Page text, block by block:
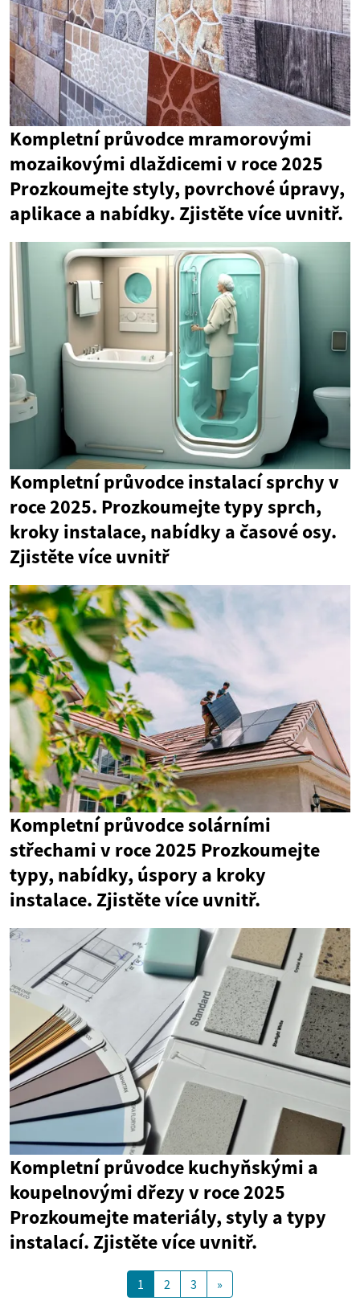
Kompletní průvodce mramorovými
mozaikovými dlaždicemi v roce 2025
Prozkoumejte styly, povrchové úpravy,
aplikace a nabídky. Zjistěte více uvnitř.
Kompletní průvodce instalací sprchy v
roce 2025. Prozkoumejte typy sprch,
kroky instalace, nabídky a časové osy.
Zjistěte více uvnitř
Kompletní průvodce solárními
střechami v roce 2025 Prozkoumejte
typy, nabídky, úspory a kroky
instalace. Zjistěte více uvnitř.
Kompletní průvodce kuchyňskými a
koupelnovými dřezy v roce 2025
Prozkoumejte materiály, styly a typy
instalací. Zjistěte více uvnitř.
1 2 3 »